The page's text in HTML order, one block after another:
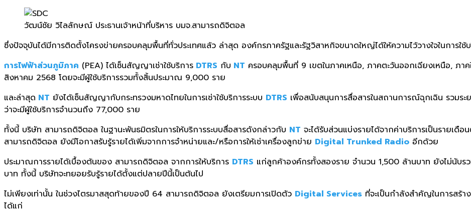
วัฒน์ชัย วิไลลักษณ์ ประธานเจ้าหน้าที่บริหาร บมจ.สามารถดิจิตอล
ซึ่งปัจจุบันได้มีการติดตั้งโครงข่ายครอบคลุมพื้นที่ทั่วประเทศแล้ว ล่าสุด องค์กรภาครัฐและรัฐวิสาหกิจขนาดใหญ่ได้ให้ความไว้วางใจในการใช้
การไฟฟ้าส่วนภูมิภาค (PEA) ได้เซ็นสัญญาเช่าใช้บริการ DTRS กับ NT ครอบคลุมพื้นที่ 9 เขตในภาคเหนือ, ภาคตะวันออกเฉียงเหนือ, ภ
สิงหาคม 2568 โดยจะมีผู้ใช้บริการรวมทั้งสิ้นประมาณ 9,000 ราย
และล่าสุด NT ยังได้เซ็นสัญญากับกระทรวงมหาดไทยในการเช่าใช้บริการระบบ DTRS เพื่อสนับสนุนการสื่อสารในสถานการณ์ฉุกเฉิน รวมระ
ว่าจะมีผู้ใช้บริการจำนวนถึง 77,000 ราย
ทั้งนี้ บริษัท สามารถดิจิตอล ในฐานะพันธมิตรในการให้บริการระบบสื่อสารดังกล่าวกับ NT จะได้รับส่วนแบ่งรายได้จากค่าบริการเป็นรายเดื
สามารถดิจิตอล ยังมีโอกาสรับรู้รายได้เพิ่มจากการจำหน่ายและ/หรือการให้เช่าเครื่องลูกข่าย Digital Trunked Radio อีกด้วย
ประมาณการรายได้เบื้องต้นของ สามารถดิจิตอล จากการให้บริการ DTRS แก่ลูกค้าองค์กรทั้งสองราย จำนวน 1,500 ล้านบาท ยังไม่นับ
บาท ทั้งนี้ บริษัทจะทยอยรับรู้รายได้ตั้งแต่ปลายปีนี้เป็นต้นไป
ไม่เพียงเท่านั้น ในช่วงไตรมาสสุดท้ายของปี 64 สามารถดิจิตอล ยังเตรียมการเปิดตัว Digital Services ที่จะเป็นกำลังสำคัญในการสร้
ได้แก่